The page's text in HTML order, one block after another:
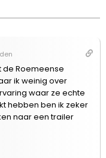
de Roemeense
ik weinig over
waar ze echte
hebben ben ik zeker
naar een trailer